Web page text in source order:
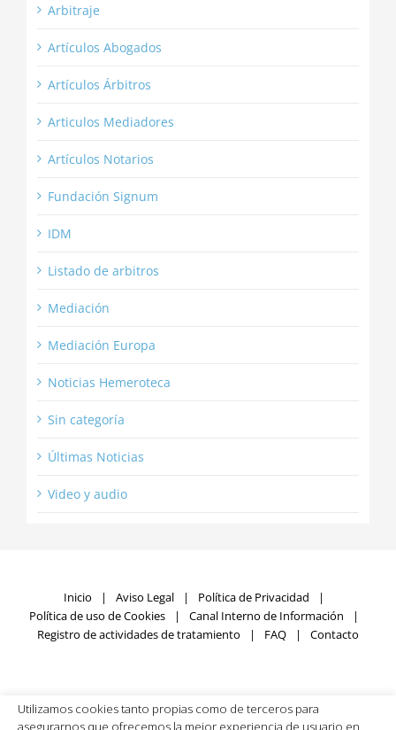
Arbitraje
Artículos Abogados
Artículos Árbitros
Articulos Mediadores
Artículos Notarios
Fundación Signum
IDM
Listado de arbitros
Mediación
Mediación Europa
Noticias Hemeroteca
Sin categoría
Últimas Noticias
Video y audio
Inicio Aviso Legal
Política de Privacidad
Política de uso de Cookies
Canal Interno de Información
Registro de actividades de tratamiento
FAQ Contacto
Fundación SIGNUM © Copyright2026 | Todos los derechos
Utilizamos cookies tanto propias como de terceros para
asegurarnos que ofrecemos la mejor experiencia de usuario en